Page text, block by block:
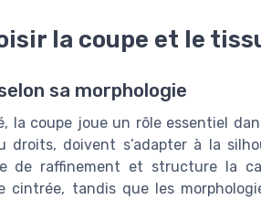
la coupe et le
sa morphologie
la coupe joue un rôle essentiel
droits, doivent s’adapter à la
de raffinement et structure la
cintrée, tandis que les